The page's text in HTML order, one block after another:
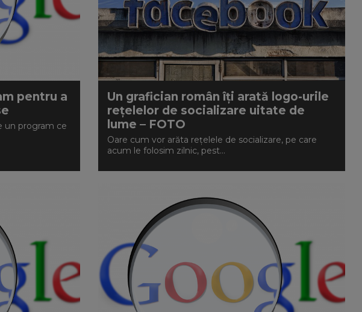
pentru a
un program ce
Un grafician român îți arată logo-urile
rețelelor de socializare uitate de
lume – FOTO
Oare cum vor arăta rețelele de socializare, pe care
acum le folosim zilnic, pest...